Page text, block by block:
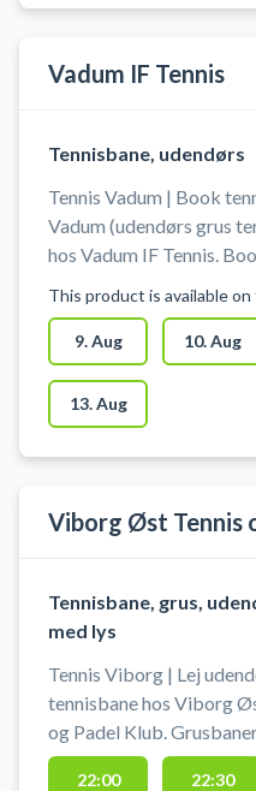
indendørssko, der ikke
ketcher og bolde. For
nærliggende idrætscenter
Vadum IF Tennis
Tennisbane, udendørs
Tennis Vadum | Book
Vadum (udendørs grus
hos Vadum IF Tennis.
i Vadum på grus. Gratis parkering
findes ved tennisbanen
IF Tennis som findes
Søndermarken 20, 9430
nord for Nørresundby og
Medbring selv ketcher
banerne.
This product is available
9. Aug 10. Aug
13. Aug
Viborg Øst Tennis
Tennisbane, grus,
med lys
Tennis Viborg | Lej
tennisbane hos Viborg
og Padel Klub.
lys på bane 1 og 2. Der må kun
22:00 22:30